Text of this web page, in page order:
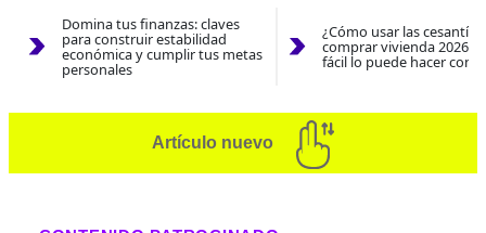
Domina tus finanzas: claves
para construir estabilidad
económica y cumplir tus metas
personales
¿Cómo usar las
comprar vivienda 2026?
fácil lo puede hacer con
Artículo nuevo